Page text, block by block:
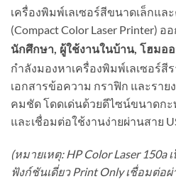
เครื่องพิมพ์เลเซอร์สีขนาดเล็กแ
(Compact Color Laser Printer) อ
นักศึกษา, ผู้ใช้งานในบ้าน, โฮมอ
กำลังมองหาเครื่องพิมพ์เลเซอร์สี
เอกสารข้อความ กราฟิก และรา
คมชัด โดดเด่นด้วยดีไซน์ขนาดก
และเชื่อมต่อใช้งานง่ายผ่านสาย
(หมายเหตุ: HP Color Laser 150a
ฟังก์ชันเดี่ยว Print Only เชื่อมต่อ